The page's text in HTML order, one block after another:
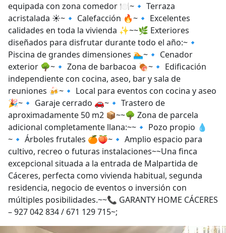
equipada con zona comedor 🍽️~🔹 Terraza
acristalada ☀️~🔹 Calefacción 🔥~🔹 Excelentes
calidades en toda la vivienda ✨~~🌿 Exteriores
diseñados para disfrutar durante todo el año:~🔹
Piscina de grandes dimensiones 🏊~🔹 Cenador
exterior 🌳~🔹 Zona de barbacoa 🍖~🔹 Edificación
independiente con cocina, aseo, bar y sala de
reuniones 🍻~🔹 Local para eventos con cocina y aseo
🎉~🔹 Garaje cerrado 🚗~🔹 Trastero de
aproximadamente 50 m2 📦~~🌳 Zona de parcela
adicional completamente llana:~~🔹 Pozo propio 💧
~🔹 Árboles frutales 🍊🍑~🔹 Amplio espacio para
cultivo, recreo o futuras instalaciones~~Una finca
excepcional situada a la entrada de Malpartida de
Cáceres, perfecta como vivienda habitual, segunda
residencia, negocio de eventos o inversión con
múltiples posibilidades.~~📞 GARANTY HOME CÁCERES
– 927 042 834 / 671 129 715~;